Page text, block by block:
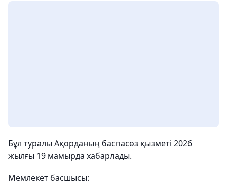
Бұл туралы Ақорданың баспасөз қызметі 2026
жылғы 19 мамырда хабарлады.
Мемлекет басшысы: